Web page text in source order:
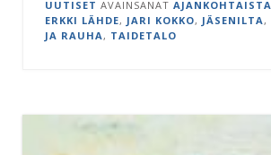
UUTISET AVAINSANAT AJANKOHTAISTA
ERKKI LÄHDE, JARI KOKKO, JÄSENILTA ,
JA RAUHA , TAIDETALO